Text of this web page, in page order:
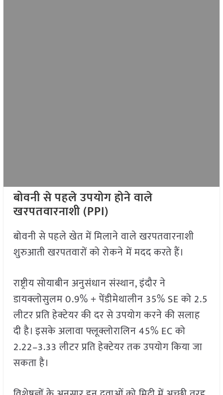
बोवनी से पहले उपयोग होने वाले
खरपतवारनाशी (PPI)
बोवनी से पहले खेत में मिलाने वाले खरपतवारनाशी
शुरुआती खरपतवारों को रोकने में मदद करते हैं।
राष्ट्रीय सोयाबीन अनुसंधान संस्थान, इंदौर ने
डायक्लोसुलम 0.9% + पेंडीमेथालीन 35% SE को 2.5
लीटर प्रति हेक्टेयर की दर से उपयोग करने की सलाह
दी है। इसके अलावा फ्लूक्लोरालिन 45% EC को
2.22–3.33 लीटर प्रति हेक्टेयर तक उपयोग किया जा
सकता है।